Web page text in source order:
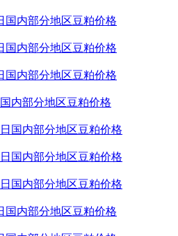
国内部分地区豆粕价格
国内部分地区豆粕价格
国内部分地区豆粕价格
内部分地区豆粕价格
国内部分地区豆粕价格
国内部分地区豆粕价格
国内部分地区豆粕价格
国内部分地区豆粕价格